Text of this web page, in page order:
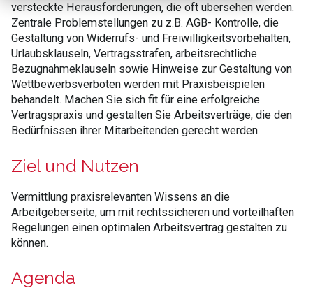
versteckte Herausforderungen, die oft übersehen werden.
Zentrale Problemstellungen zu z.B. AGB- Kontrolle, die
Gestaltung von Widerrufs- und Freiwilligkeitsvorbehalten,
Urlaubsklauseln, Vertragsstrafen, arbeitsrechtliche
Bezugnahmeklauseln sowie Hinweise zur Gestaltung von
Wettbewerbsverboten werden mit Praxisbeispielen
behandelt. Machen Sie sich fit für eine erfolgreiche
Vertragspraxis und gestalten Sie Arbeitsverträge, die den
Bedürfnissen ihrer Mitarbeitenden gerecht werden.
Ziel und Nutzen
Vermittlung praxisrelevanten Wissens an die
Arbeitgeberseite, um mit rechtssicheren und vorteilhaften
Regelungen einen optimalen Arbeitsvertrag gestalten zu
können.
Agenda